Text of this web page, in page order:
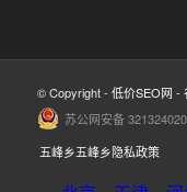
© Copyright - 低价SEO网 -
苏公网安备
五峰乡五峰乡隐私政策